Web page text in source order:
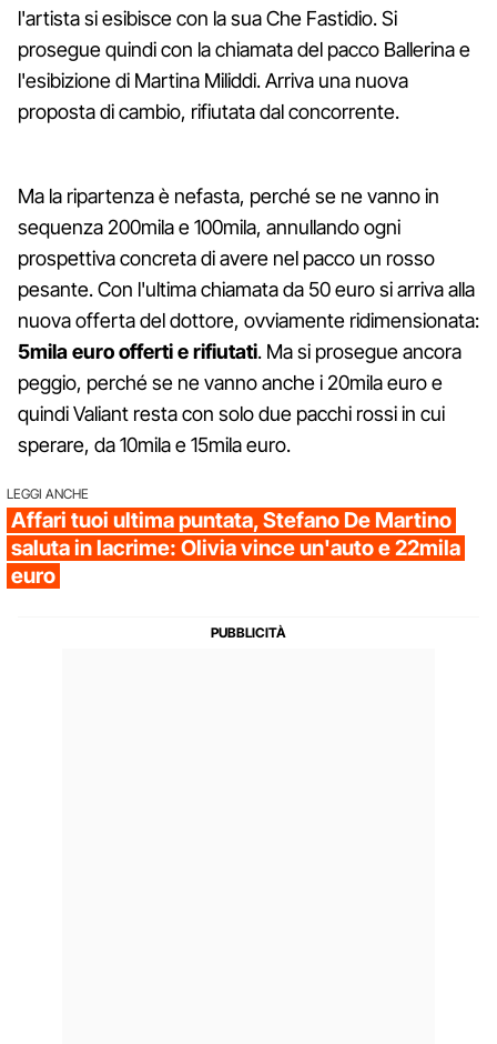
l'artista si esibisce con la sua Che Fastidio. Si
prosegue quindi con la chiamata del pacco Ballerina e
l'esibizione di Martina Miliddi. Arriva una nuova
proposta di cambio, rifiutata dal concorrente.
Ma la ripartenza è nefasta, perché se ne vanno in
sequenza 200mila e 100mila, annullando ogni
prospettiva concreta di avere nel pacco un rosso
pesante. Con l'ultima chiamata da 50 euro si arriva alla
nuova offerta del dottore, ovviamente ridimensionata:
5mila euro offerti e rifiutati. Ma si prosegue ancora
peggio, perché se ne vanno anche i 20mila euro e
quindi Valiant resta con solo due pacchi rossi in cui
sperare, da 10mila e 15mila euro.
LEGGI ANCHE
Affari tuoi ultima puntata, Stefano De Martino
saluta in lacrime: Olivia vince un'auto e 22mila
euro